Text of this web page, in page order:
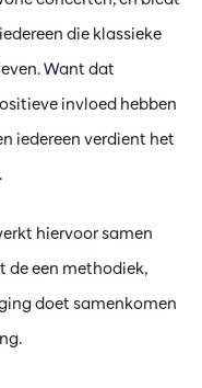
die klassieke
Want dat
invloed hebben
iedereen verdient het
hiervoor samen
de een methodiek,
doet samenkomen